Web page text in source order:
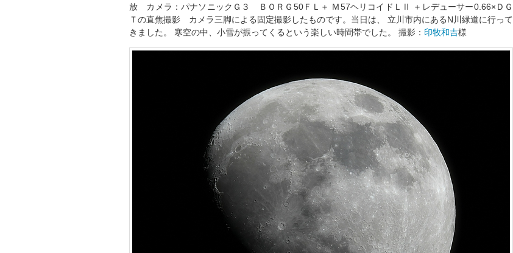
放 カメラ：パナソニックＧ３ ＢＯＲＧ50ＦＬ＋ Ｍ57ヘリコイドＬⅡ ＋レデューサー0.66×ＤＧ
Ｔの直焦撮影 カメラ三脚による固定撮影したものです。当日は、 立川市内にあるN川緑道に行って
きました。 寒空の中、小雪が振ってくるという楽しい時間帯でした。 撮影： 印牧和吉様